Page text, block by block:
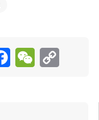
FacebookWeChat